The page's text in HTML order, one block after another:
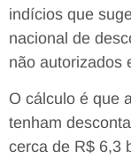
indícios que
nacional de
não autorizados
O cálculo é que
tenham
cerca de R$ 6,3